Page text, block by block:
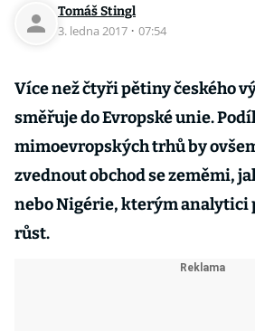
Tomáš Stingl
3. ledna 2017 · 07:54
Více než čtyři pětiny českého
směřuje do Evropské unie. Podíl
mimoevropských trhů by
zvednout obchod se zeměmi,
nebo Nigérie, kterým
růst.